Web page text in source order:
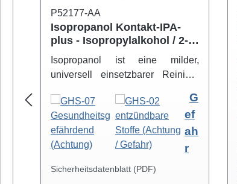
P52177-AA
Isopropanol Kontakt-IPA-
plus - Isopropylalkohol / 2-
Propanol
Isopropanol ist eine milder,
universell einsetzbarer Reiniger
Schmutz- und Fettbelägen.
Hochreiner Isopropanol-Alkohol (
99,8% ) eignet sich zur
professionellen Säuberung von
Laufwerkteilen, Gummirollen und
G
ef
ah
r
Sicherheitsdatenblatt (PDF)